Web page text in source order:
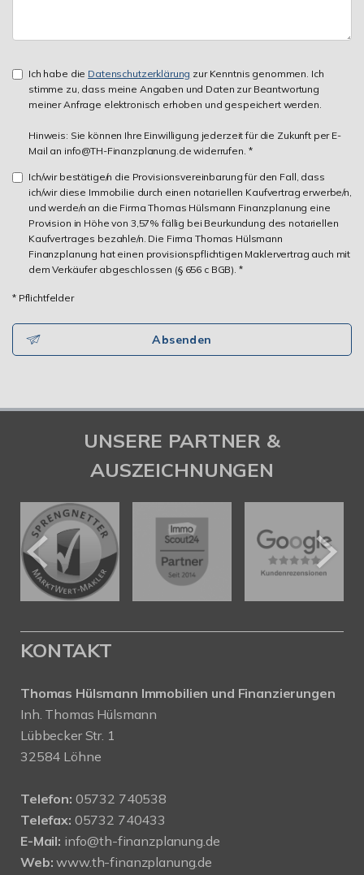
Ich habe die Datenschutzerklärung zur Kenntnis genommen. Ich
stimme zu, dass meine Angaben und Daten zur Beantwortung
meiner Anfrage elektronisch erhoben und gespeichert werden.
Hinweis: Sie können Ihre Einwilligung jederzeit für die Zukunft per E-
Mail an info@TH-Finanzplanung.de widerrufen. *
Ich/wir bestätige/n die Provisionsvereinbarung für den Fall, dass
ich/wir diese Immobilie durch einen notariellen Kaufvertrag erwerbe/n,
und werde/n an die Firma Thomas Hülsmann Finanzplanung eine
Provision in Höhe von 3,57% fällig bei Beurkundung des notariellen
Kaufvertrages bezahle/n. Die Firma Thomas Hülsmann
Finanzplanung hat einen provisionspflichtigen Maklervertrag auch mit
dem Verkäufer abgeschlossen (§ 656 c BGB). *
* Pflichtfelder
Absenden
UNSERE PARTNER &
AUSZEICHNUNGEN
KONTAKT
Thomas Hülsmann Immobilien und Finanzierungen
Inh. Thomas Hülsmann
Lübbecker Str. 1
32584 Löhne
Telefon: 05732 740538
Telefax: 05732 740433
E-Mail: info@th-finanzplanung.de
Web: www.th-finanzplanung.de